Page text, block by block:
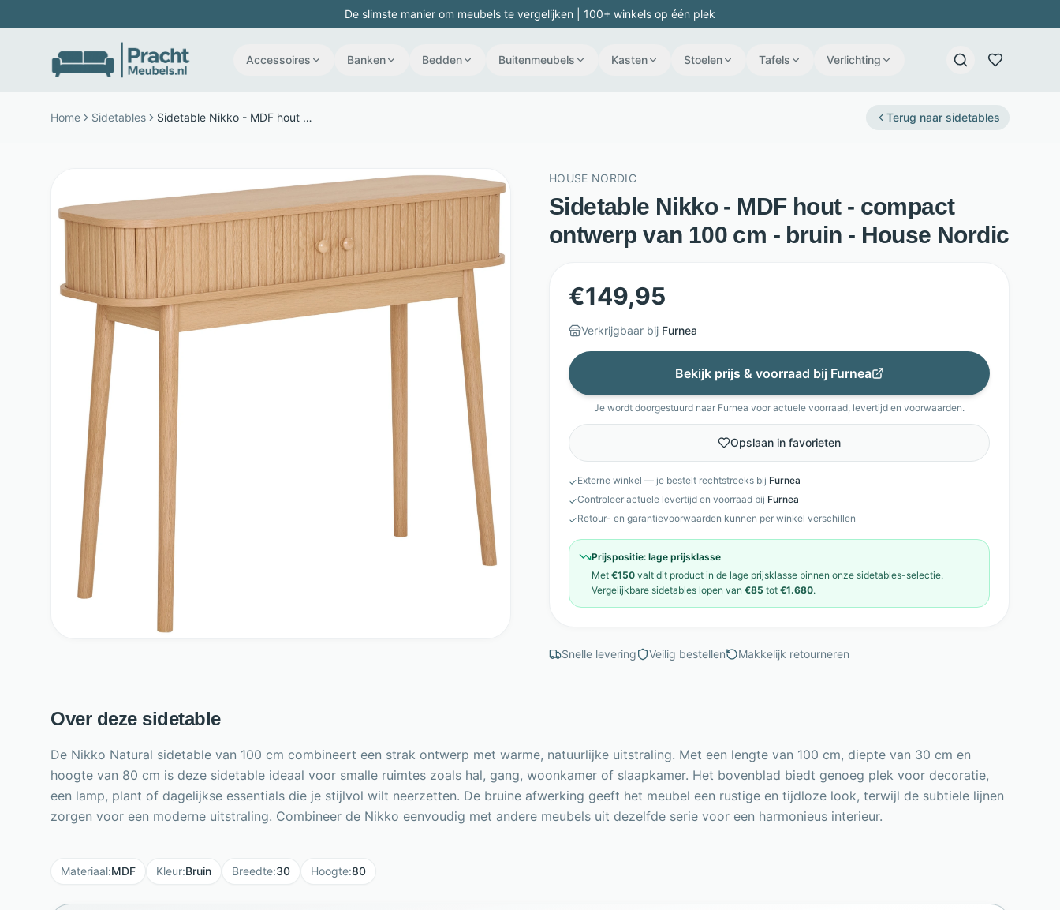
De slimste manier om meubels te vergelijken | 100+ winkels op één plek
Accessoires Banken Bedden Buitenmeubels Kasten Stoelen Tafels Verlichting
Home Sidetables Sidetable Nikko - MDF hout - compact ontwerp van 100 cm - bruin - House Nordic Terug naar sidetables
HOUSE NORDIC
Sidetable Nikko - MDF hout - compact
ontwerp van 100 cm - bruin - House Nordic
€149,95
Verkrijgbaar bij Furnea
Bekijk prijs & voorraad bij Furnea
Je wordt doorgestuurd naar Furnea voor actuele voorraad, levertijd en voorwaarden.
Opslaan in favorieten
✓Externe winkel — je bestelt rechtstreeks bij Furnea
✓Controleer actuele levertijd en voorraad bij Furnea
✓Retour- en garantievoorwaarden kunnen per winkel verschillen
Prijspositie: lage prijsklasse
Met €150 valt dit product in de lage prijsklasse binnen onze sidetables-selectie.
Vergelijkbare sidetables lopen van €85 tot €1.680.
Snelle levering Veilig bestellen Makkelijk retourneren
Over deze sidetable
De Nikko Natural sidetable van 100 cm combineert een strak ontwerp met warme, natuurlijke uitstraling. Met een lengte van 100 cm, diepte van 30 cm en
hoogte van 80 cm is deze sidetable ideaal voor smalle ruimtes zoals hal, gang, woonkamer of slaapkamer. Het bovenblad biedt genoeg plek voor decoratie,
een lamp, plant of dagelijkse essentials die je stijlvol wilt neerzetten. De bruine afwerking geeft het meubel een rustige en tijdloze look, terwijl de subtiele lijnen
zorgen voor een moderne uitstraling. Combineer de Nikko eenvoudig met andere meubels uit dezelfde serie voor een harmonieus interieur.
Materiaal:MDF Kleur:Bruin Breedte:30 Hoogte:80